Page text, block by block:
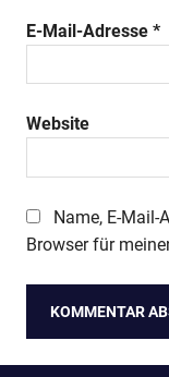
E-Mail-Adresse *
Website
Name, E-Mail-
Browser für